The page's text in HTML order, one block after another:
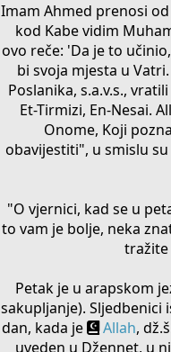
Imam Ahmed prenosi
kod Kabe vidim
ovo reče: 'Da je to
bi svoja mjesta u
Poslanika, s.a.v.s.,
Et-Tirmizi, En-Nesai.
Onome, Koji
obavijestiti", u smislu
"O vjernici, kad se u
to vam je bolje, neka
Petak je u arapskom
sakupljanje). Sljedbenici
dan, kada je
Allah,
uveden u Džennet, u